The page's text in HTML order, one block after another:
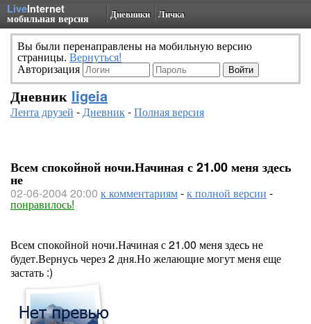
LiveInternet
мобильная версия Дневники Личка
Вы были перенаправлены на мобильную версию
страницы. Вернуться!
Авторизация
Дневник ligeia
Лента друзей -Дневник-Полная версия
Всем спокойной ночи.Начиная с 21.00 меня здесь
не
02-06-2004 20:00 к комментариям-к полной версии -
понравилось!
Всем спокойной ночи.Начиная с 21.00 меня здесь не
будет.Вернусь через 2 дня.Но желающие могут меня еще
застать :)